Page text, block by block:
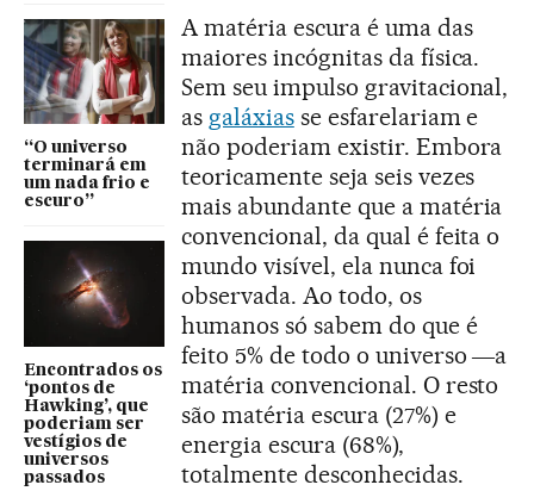
“O universo
terminará em
um nada frio e
escuro”
Encontrados os
‘pontos de
Hawking’, que
poderiam ser
vestígios de
universos
passados
A matéria escura é uma das
maiores incógnitas da física.
Sem seu impulso gravitacional,
as galáxiasse esfarelariam e
não poderiam existir. Embora
teoricamente seja seis vezes
mais abundante que a matéria
convencional, da qual é feita o
mundo visível, ela nunca foi
observada. Ao todo, os
humanos só sabem do que é
feito 5% de todo o universo ―a
matéria convencional. O resto
são matéria escura (27%) e
energia escura (68%),
totalmente desconhecidas.